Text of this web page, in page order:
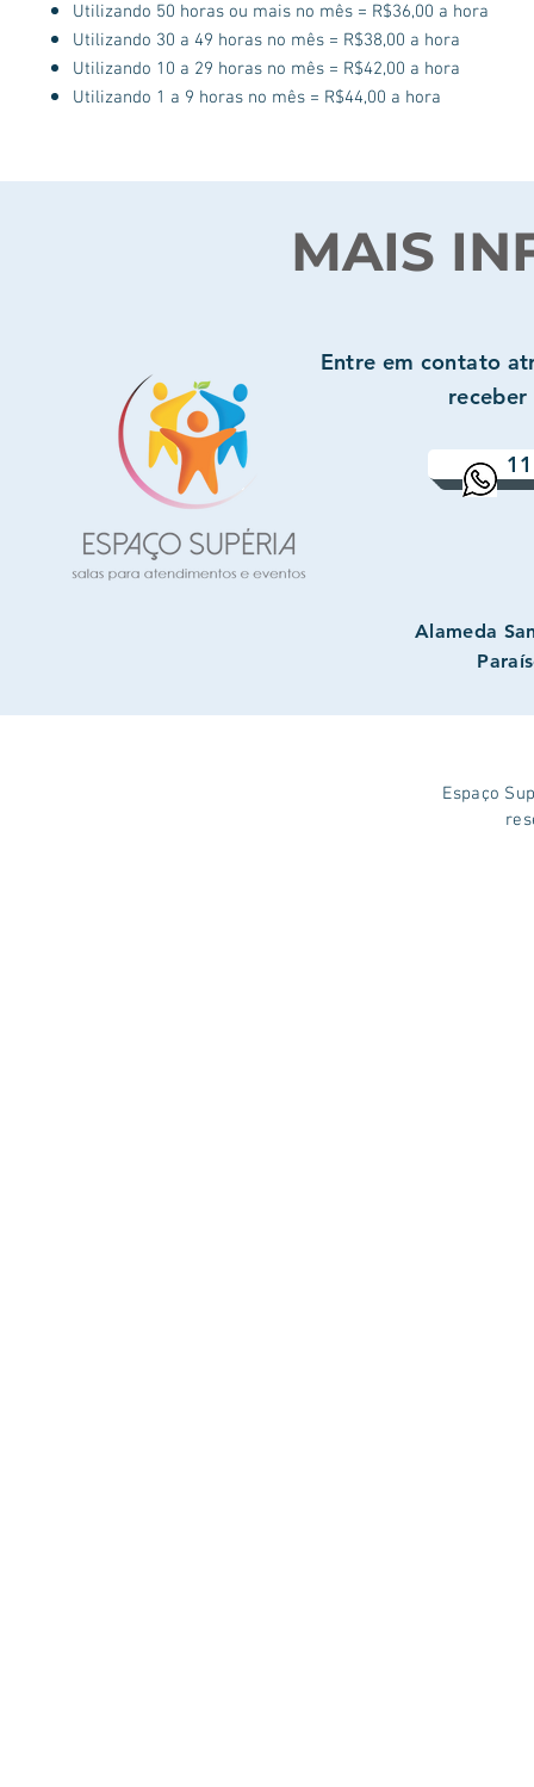
Utilizando 50 horas ou mais no mês = R$36,00 a hora
Utilizando 30 a 49 horas no mês = R$38,00 a hora
Utilizando 10 a 29 horas no mês = R$42,00 a hora
Utilizando 1 a 9 horas no mês = R$44,00 a hora
MAIS
Entre em contato
Alameda
Espaço